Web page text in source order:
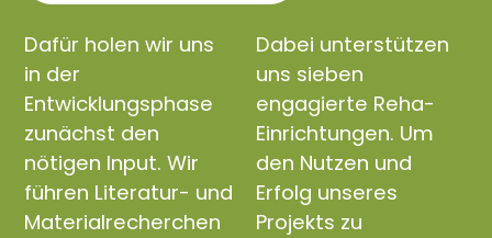
Dafür holen wir uns
in der
Entwicklungsphase
zunächst den
nötigen Input. Wir
führen Literatur- und
Materialrecherchen
Dabei unterstützen
uns sieben
engagierte Reha-
Einrichtungen. Um
den Nutzen und
Erfolg unseres
Projekts zu